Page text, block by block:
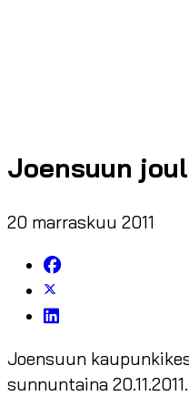
Joensuun
20 marraskuu 2011
Joensuun
sunnuntaina